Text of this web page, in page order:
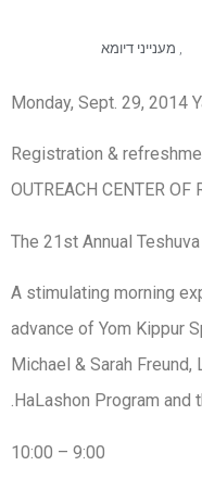
, מענייני דיומא
Monday, Sept. 29, 2014
Registration &
OUTREACH CENTER OF
The 21st Annual
A stimulating morning
advance of Yom Kippur
Michael & Sarah
HaLashon Program and
9:00 – 10:00